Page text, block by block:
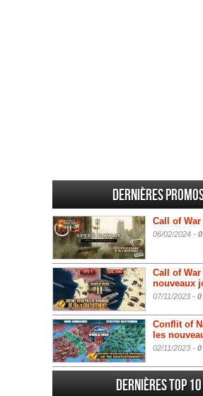
Dernières
Call of
06/02/2024 -
Call of
nouveaux
07/11/2023 -
Conflit of
les
02/11/2023 -
Dernières Top 10